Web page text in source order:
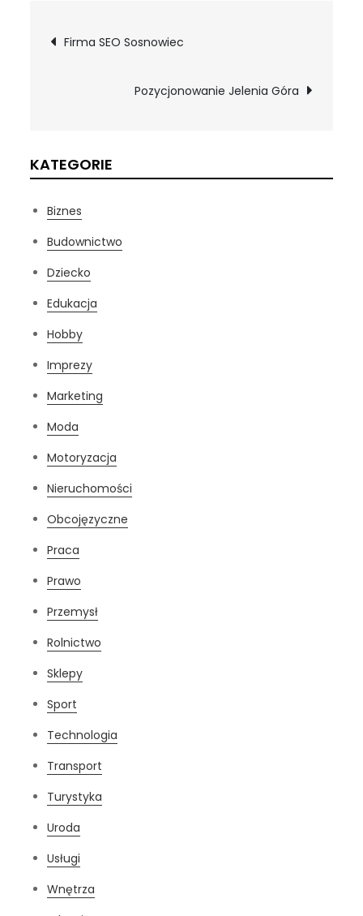
Nawigacja
wpisu
Firma SEO Sosnowiec
Pozycjonowanie Jelenia Góra
KATEGORIE
Biznes
Budownictwo
Dziecko
Edukacja
Hobby
Imprezy
Marketing
Moda
Motoryzacja
Nieruchomości
Obcojęzyczne
Praca
Prawo
Przemysł
Rolnictwo
Sklepy
Sport
Technologia
Transport
Turystyka
Uroda
Usługi
Wnętrza